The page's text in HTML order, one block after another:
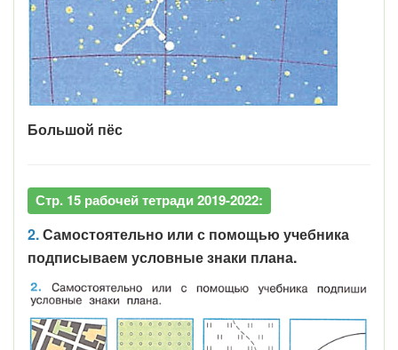
Большой пёс
Стр. 15 рабочей тетради 2019-2022:
2.Самостоятельно или с помощью учебника
подписываем условные знаки плана.